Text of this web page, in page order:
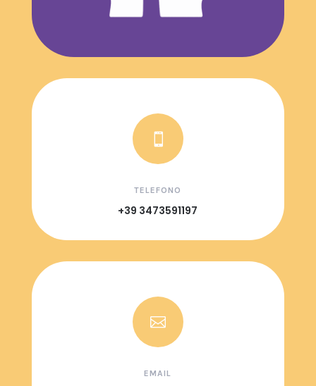

TELEFONO
+39 3473591197

EMAIL